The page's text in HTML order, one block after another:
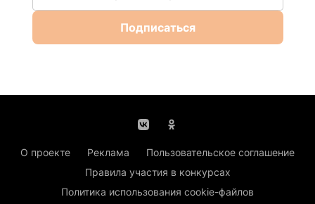
Подписаться
О проекте Реклама
Пользовательское соглашение
Правила участия в конкурсах
Политика использования cookie-файлов